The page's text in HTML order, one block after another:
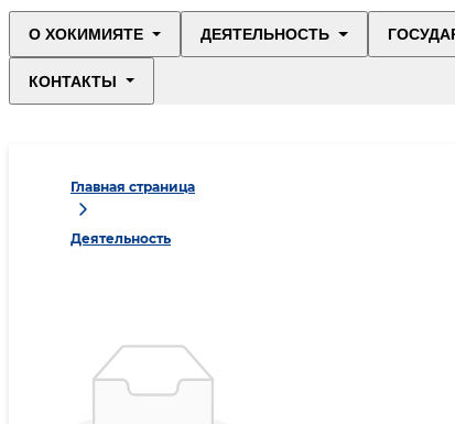
О ХОКИМИЯТЕ ДЕЯТЕЛЬНОСТЬ
КОНТАКТЫ
Главная страница
Деятельность